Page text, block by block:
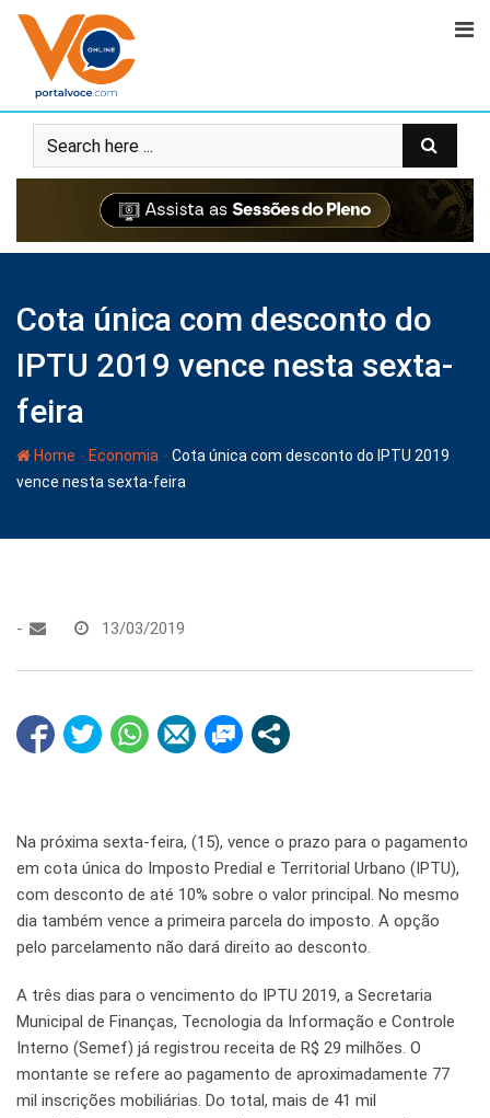
Cota única com desconto do
IPTU 2019 vence nesta sexta-
feira
Home - Economia - Cota única com desconto do IPTU 2019
vence nesta sexta-feira
- 13/03/2019
Na próxima sexta-feira, (15), vence o prazo para o pagamento
em cota única do Imposto Predial e Territorial Urbano (IPTU),
com desconto de até 10% sobre o valor principal. No mesmo
dia também vence a primeira parcela do imposto. A opção
pelo parcelamento não dará direito ao desconto.
A três dias para o vencimento do IPTU 2019, a Secretaria
Municipal de Finanças, Tecnologia da Informação e Controle
Interno (Semef) já registrou receita de R$ 29 milhões. O
montante se refere ao pagamento de aproximadamente 77
mil inscrições mobiliárias. Do total, mais de 41 mil